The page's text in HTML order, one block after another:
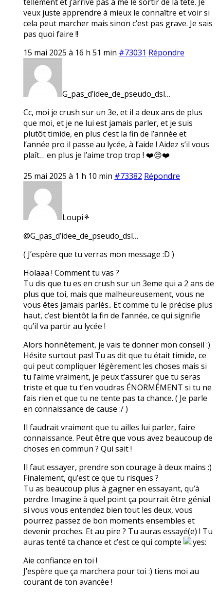
veux juste apprendre à mieux le connaître et voir si
cela peut marcher mais sinon c’est pas grave. Je sais
pas quoi faire !!
15 mai 2025 à 16 h 51 min #73031 Répondre
G_pas_d’idee_de_pseudo_dsl…
Cc, moi je crush sur un 3e, et il a deux ans de plus
que moi, et je ne lui est jamais parler, et je suis
plutôt timide, en plus c’est la fin de l’année et
l’année pro il passe au lycée, à l’aide ! Aidez s’il vous
plaît… en plus je l’aime trop trop ! ❤️😔❤️
25 mai 2025 à 1 h 10 min #73382 Répondre
Loupi⚘️
@G_pas_d’idee_de_pseudo_dsl…
( J’espère que tu verras mon message :D )
Holaaa ! Comment tu vas ?
Tu dis que tu es en crush sur un 3eme qui a 2 ans de
plus que toi, mais que malheureusement, vous ne
vous êtes jamais parlés.. Et comme tu le précise plus
haut, c’est bientôt la fin de l’année, ce qui signifie
qu’il va partir au lycée !
Alors honnêtement, je vais te donner mon conseil :)
Hésite surtout pas! Tu as dit que tu était timide, ce
qui peut compliquer légèrement les choses mais si
tu l’aime vraiment, je peux t’assurer que tu seras
triste et que tu t’en voudras ÉNORMÉMENT si tu ne
fais rien et que tu ne tente pas ta chance. ( Je parle
en connaissance de cause :/ )
Il faudrait vraiment que tu ailles lui parler, faire
connaissance. Peut être que vous avez beaucoup de
choses en commun ? Qui sait !
Il faut essayer, prendre son courage à deux mains :)
Finalement, qu’est ce que tu risques ?
Tu as beaucoup plus à gagner en essayant, qu’à
perdre. Imagine à quel point ça pourrait être génial
si vous vous entendez bien tout les deux, vous
pourrez passez de bon moments ensembles et
devenir proches. Et au pire ? Tu auras essayé(e) ! Tu
auras tenté ta chance et c’est ce qui compte
Aie confiance en toi !
J’espère que ça marchera pour toi :) tiens moi au
courant de ton avancée !